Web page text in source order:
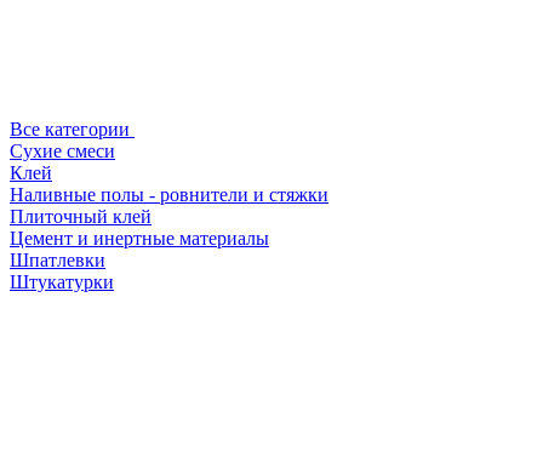
Все категории
Сухие смеси
Клей
Наливные полы - ровнители и стяжки
Плиточный клей
Цемент и инертные материалы
Шпатлевки
Штукатурки